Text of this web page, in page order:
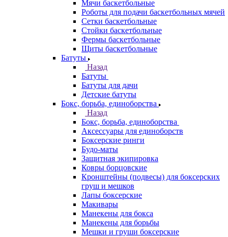
Мячи баскетбольные
Роботы для подачи баскетбольных мячей
Сетки баскетбольные
Стойки баскетбольные
Фермы баскетбольные
Щиты баскетбольные
Батуты
Назад
Батуты
Батуты для дачи
Детские батуты
Бокс, борьба, единоборства
Назад
Бокс, борьба, единоборства
Аксессуары для единоборств
Боксерские ринги
Будо-маты
Защитная экипировка
Ковры борцовские
Кронштейны (подвесы) для боксерских
груш и мешков
Лапы боксерские
Макивары
Манекены для бокса
Манекены для борьбы
Мешки и груши боксерские